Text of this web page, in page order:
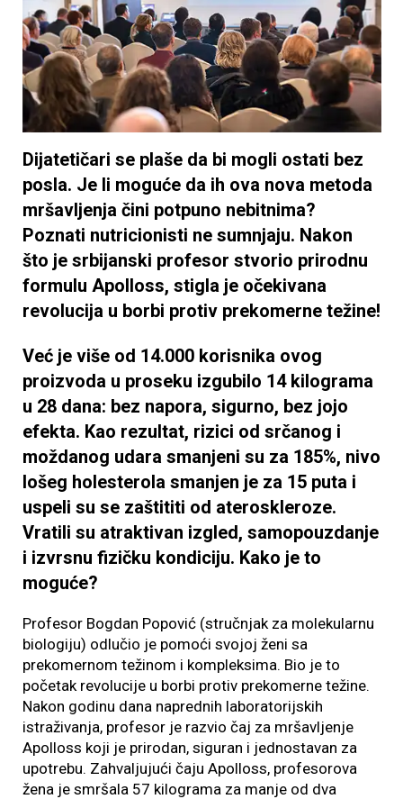
Dijatetičari se plaše da bi mogli ostati bez
posla. Je li moguće da ih ova nova metoda
mršavljenja čini potpuno nebitnima?
Poznati nutricionisti ne sumnjaju. Nakon
što je srbijanski profesor stvorio prirodnu
formulu Apolloss, stigla je očekivana
revolucija u borbi protiv prekomerne težine!
Već je više od 14.000 korisnika ovog
proizvoda u proseku izgubilo 14 kilograma
u 28 dana: bez napora, sigurno, bez jojo
efekta. Kao rezultat, rizici od srčanog i
moždanog udara smanjeni su za 185%, nivo
lošeg holesterola smanjen je za 15 puta i
uspeli su se zaštititi od ateroskleroze.
Vratili su atraktivan izgled, samopouzdanje
i izvrsnu fizičku kondiciju. Kako je to
moguće?
Profesor Bogdan Popović (stručnjak za molekularnu
biologiju) odlučio je pomoći svojoj ženi sa
prekomernom težinom i kompleksima. Bio je to
početak revolucije u borbi protiv prekomerne težine.
Nakon godinu dana naprednih laboratorijskih
istraživanja, profesor je razvio čaj za mršavljenje
Apolloss koji je prirodan, siguran i jednostavan za
upotrebu. Zahvaljujući čaju Apolloss, profesorova
žena je smršala 57 kilograma za manje od dva